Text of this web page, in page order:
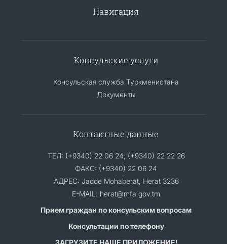
Навигация
Консульские услуги
Консульская служба Туркменистана
Документы
Контактные данные
ТЕЛ: (+9340) 22 06 24; (+9340) 22 22 26
ФАКС: (+9340) 22 06 24
АДРЕС: Jadde Mohaberat, Herat 3236
E-MAIL: herat@mfa.gov.tm
Прием граждан по консульским вопросам
Консультации по телефону
ЗАГРУЗИТЕ НАШЕ ПРИЛОЖЕНИЕ!